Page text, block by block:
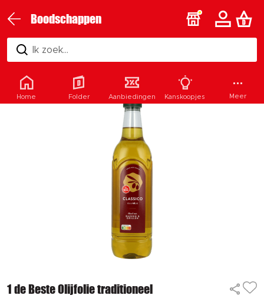
Boodschappen
Ik zoek...
1 de Beste Olijfolie traditioneel
Home Folder Aanbiedingen Kanskoopjes Meer